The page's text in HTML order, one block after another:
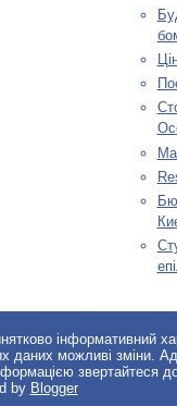
інформативний
даних можливі зміни.
звертайтеся
by Blogger